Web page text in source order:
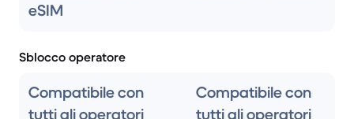
eSIM
Sblocco operatore
Compatibile con
tutti gli operatori
Compatibile con
tutti gli operatori